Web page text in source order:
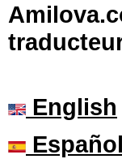
English
Español